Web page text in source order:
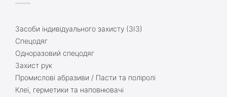
Засоби індивідуального захисту (ЗІЗ)
Спецодяг
Одноразовий спецодяг
Захист рук
Промислові абразиви / Пасти та поліролі
Клеї, герметики та наповнювачі